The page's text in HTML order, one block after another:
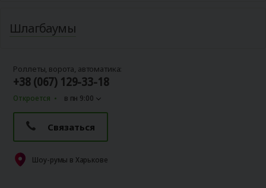
Шлагбаумы
Роллеты, ворота, автоматика:
+38 (067) 129-33-18
Откроется в пн 9:00
Связаться
Шоу-румы в Харькове